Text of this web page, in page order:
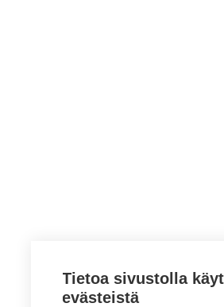
Tietoa sivustolla
evästeistä